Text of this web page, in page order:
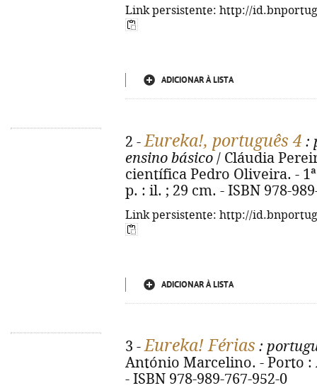
Link persistente: http://
ADICIONAR À LISTA
2 -Eureka!, português 4 :
ensino básico / Cláudia
científica Pedro Oliveira. -
p. : il. ; 29 cm. - ISBN 978-
Link persistente: http://
ADICIONAR À LISTA
3 -Eureka! Férias :
António Marcelino. - Porto :
- ISBN 978-989-767-952-0